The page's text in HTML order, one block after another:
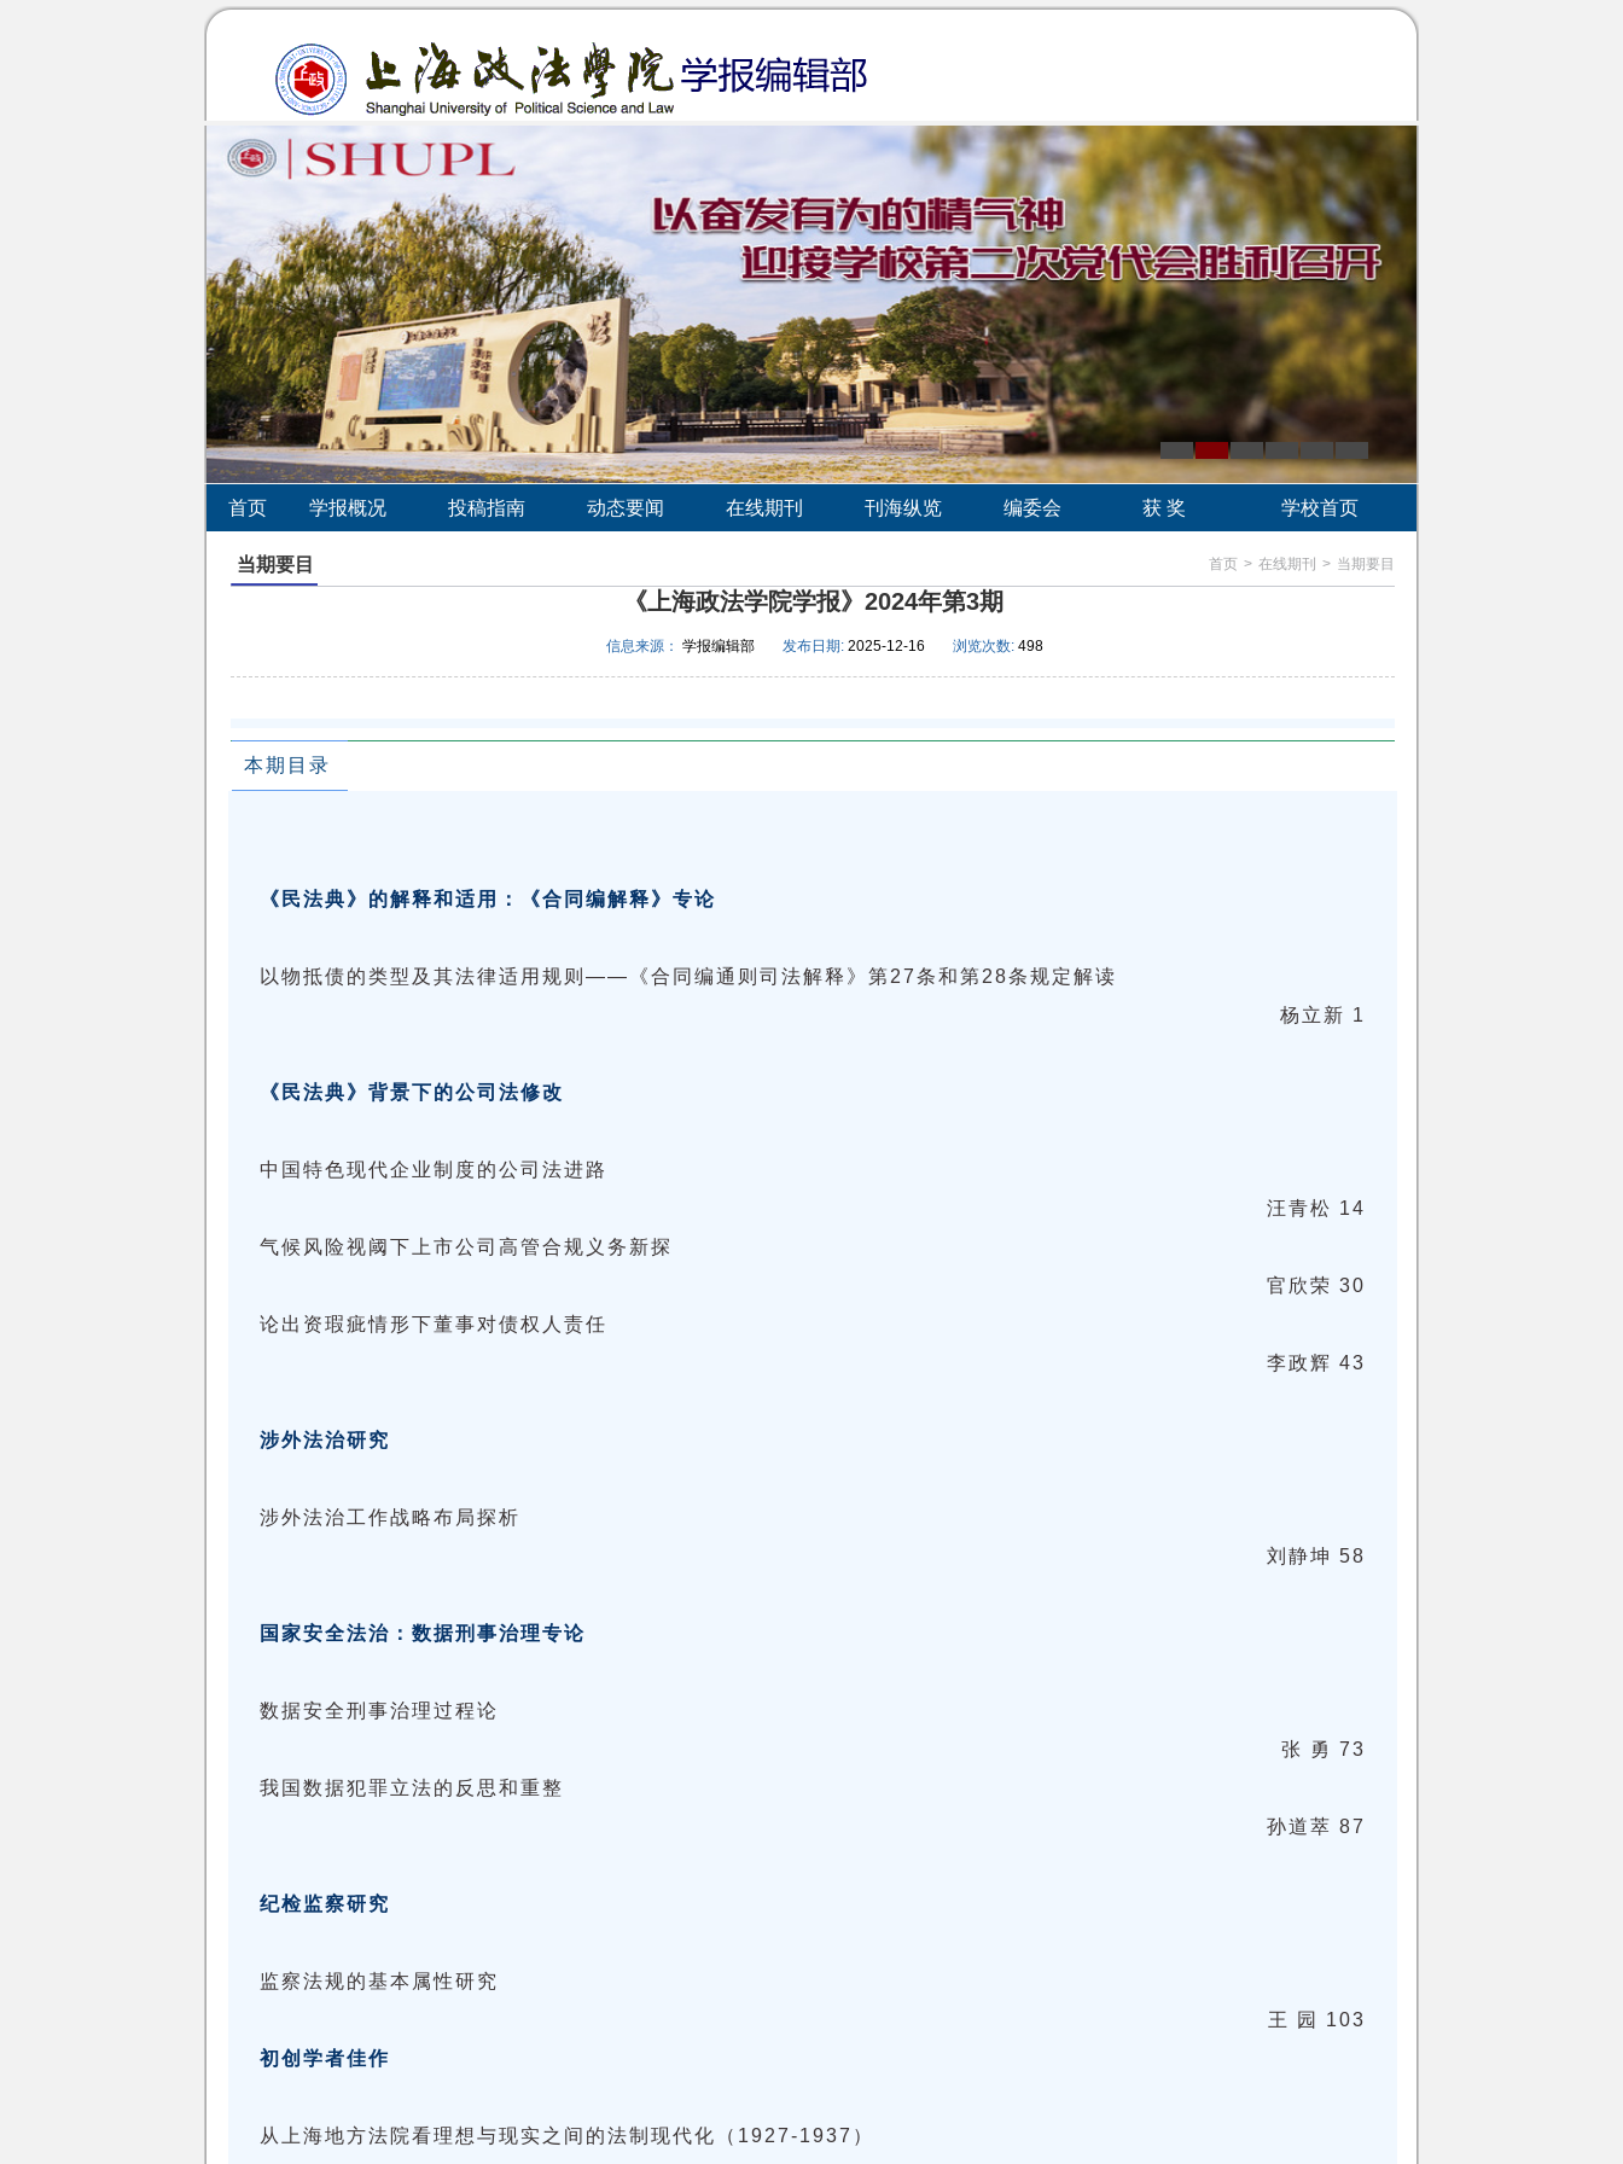
首页 学报概况 投稿指南 动态要闻 在线期刊 刊海纵览 编委会 获 奖 学校首页
当期要目 首页 > 在线期刊 > 当期要目
《上海政法学院学报》2024年第3期
信息来源： 学报编辑部 发布日期: 2025-12-16 浏览次数: 498
本期目录
《民法典》的解释和适用：《合同编解释》专论
以物抵债的类型及其法律适用规则——《合同编通则司法解释》第27条和第28条规定解读
杨立新 1
《民法典》背景下的公司法修改
中国特色现代企业制度的公司法进路
汪青松 14
气候风险视阈下上市公司高管合规义务新探
官欣荣 30
论出资瑕疵情形下董事对债权人责任
李政辉 43
涉外法治研究
涉外法治工作战略布局探析
刘静坤 58
国家安全法治：数据刑事治理专论
数据安全刑事治理过程论
张 勇 73
我国数据犯罪立法的反思和重整
孙道萃 87
纪检监察研究
监察法规的基本属性研究
王 园 103
初创学者佳作
从上海地方法院看理想与现实之间的法制现代化（1927-1937）